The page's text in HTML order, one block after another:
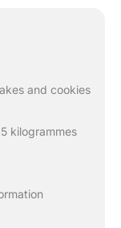
and cookies
kilogrammes